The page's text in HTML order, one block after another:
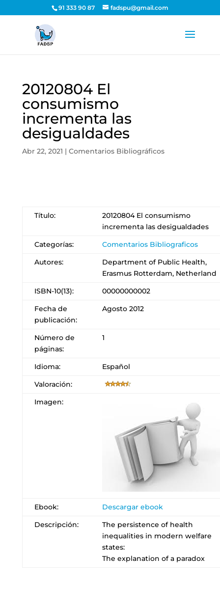
91 333 90 87 fadspu@gmail.com
20120804 El
consumismo
incrementa las
desigualdades
Abr 22, 2021 | Comentarios Bibliográficos
Título:
20120804 El consumismo
incrementa las desigualdades
Categorías:
Comentarios Bibliograficos
Autores:
Department of Public Health,
Erasmus Rotterdam, Netherland
ISBN-10(13):
00000000002
Fecha de
publicación:
Agosto 2012
Número de
páginas:
1
Idioma:
Español
Valoración:
Imagen:
Ebook:
Descargar ebook
Descripción:
The persistence of health
inequalities in modern welfare
states:
The explanation of a paradox